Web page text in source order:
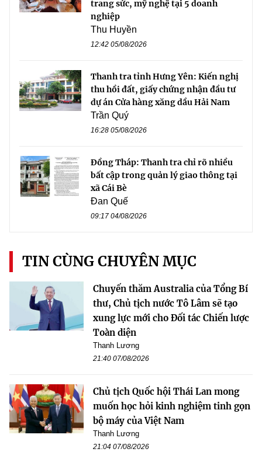
trang sức, mỹ nghệ tại 5 doanh
nghiệp
Thu Huyền
12:42 05/08/2026
Thanh tra tỉnh Hưng Yên: Kiến nghị
thu hồi đất, giấy chứng nhận đầu tư
dự án Cửa hàng xăng dầu Hải Nam
Trần Quý
16:28 05/08/2026
Đồng Tháp: Thanh tra chỉ rõ nhiều
bất cập trong quản lý giao thông tại
xã Cái Bè
Đan Quế
09:17 04/08/2026
TIN CÙNG CHUYÊN MỤC
Chuyến thăm Australia của Tổng Bí
thư, Chủ tịch nước Tô Lâm sẽ tạo
xung lực mới cho Đối tác Chiến lược
Toàn diện
Thanh Lương
21:40 07/08/2026
Chủ tịch Quốc hội Thái Lan mong
muốn học hỏi kinh nghiệm tinh gọn
bộ máy của Việt Nam
Thanh Lương
21:04 07/08/2026